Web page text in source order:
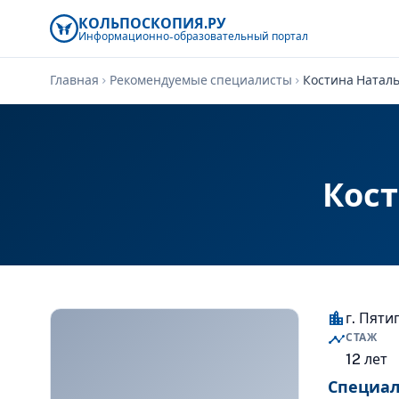
КОЛЬПОСКОПИЯ.РУ
Информационно-образовательный портал
Главная chevron_right Рекомендуемые специалисты chevron_right Костина
location_city г.
timelineСТАЖ
12 лет